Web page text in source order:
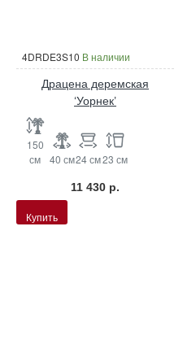
4DRDE3S10 В наличии
Драцена деремская
‘Уорнек’
150
см
40 см24 см23 см
11 430 р.
Купить